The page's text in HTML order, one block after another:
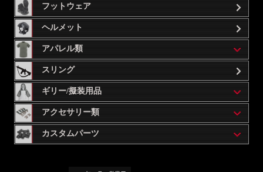
フットウェア
ヘルメット
アパレル類
スリング
ギリー/擬装用品
アクセサリー類
カスタムパーツ